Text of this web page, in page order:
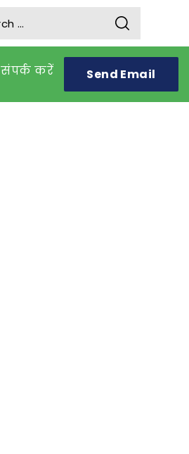
Send Email
संपर्क करें